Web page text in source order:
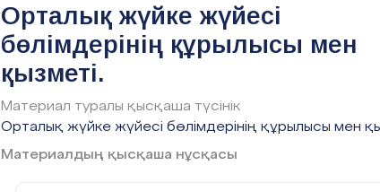
IV. Бекіту (25 мин)
1-тапсырма."Миға саяхат"
2-тапсырма.
3-тапсырма."ОЖЖ-ны құрастыр"
арқылы жаңа сабақта жиған ақпараттарды
оқушылардың жеткізуі.
Орталық жүйке жүйесі
бөлімдерінің құрылысы мен
қызметі.
Материал туралы қысқаша түсінік
Орталық жүйке жүйесі бөлімдерінің құрылысы мен
Материалдың қысқаша нұсқасы